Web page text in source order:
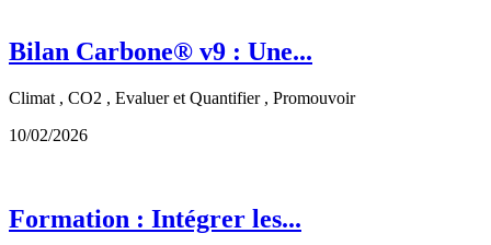
Bilan Carbone® v9 : Une...
Climat , CO2 , Evaluer et Quantifier , Promouvoir
10/02/2026
Formation : Intégrer les...